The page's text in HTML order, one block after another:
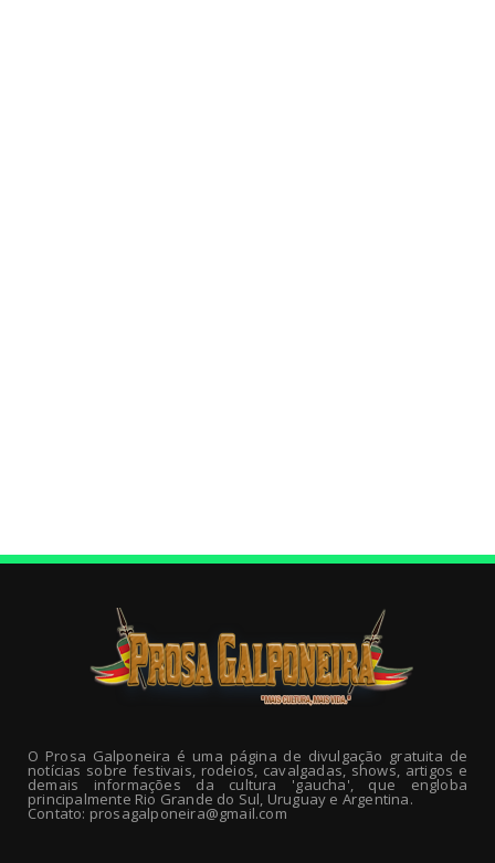
O Prosa Galponeira é uma página de divulgação gratuita de
notícias sobre festivais, rodeios, cavalgadas, shows, artigos e
demais informações da cultura 'gaucha', que engloba
principalmente Rio Grande do Sul, Uruguay e Argentina.
Contato: prosagalponeira@gmail.com